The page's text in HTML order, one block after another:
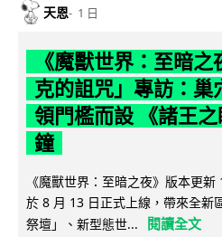
天恩 1 日
《魔獸世界：至暗
克的詛咒」專訪：巢
領門檻而設 《諸王
鐘
《魔獸世界：至暗之夜》版本更
於 8 月 13 日正式上線，帶來全新
祭壇」、新型態世...
閱讀全文